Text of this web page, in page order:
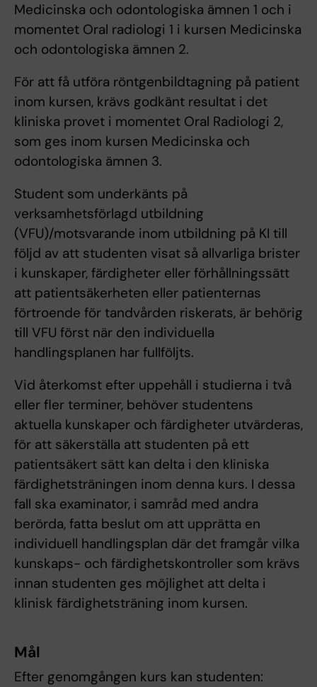
Medicinska och odontologiska ämnen 1 och i
momentet Oral radiologi 1 i kursen Medicinska
och odontologiska ämnen 2.
För att få utföra röntgenbildtagning på patient
inom kursen, krävs godkänt resultat i det
kliniska provet i momentet Oral Radiologi 2,
som ges inom kursen Medicinska och
odontologiska ämnen 3.
Student som underkänts på
verksamhetsförlagd utbildning
(VFU)/motsvarande inom utbildning på KI till
följd av att studenten visat så allvarliga brister
i kunskaper, färdigheter eller förhållningssätt
att patientsäkerheten eller patienternas
förtroende för tandvården riskerats, är behörig
till VFU först när den individuella
handlingsplanen har fullföljts.
Vid återkomst efter uppehåll i studierna i två
eller fler terminer, behöver studentens
aktuella kunskaper och färdigheter utvärderas,
för att säkerställa att studenten på ett
patientsäkert sätt kan delta i den kliniska
färdighetsträningen inom denna kurs. I dessa
fall ska examinator, i samråd med andra
berörda, fatta beslut om att upprätta en
individuell handlingsplan där det framgår vilka
kunskaps- och färdighetskontroller som krävs
innan studenten ges möjlighet att delta i
klinisk färdighetsträning inom kursen.
Mål
Efter genomgången kurs kan studenten: